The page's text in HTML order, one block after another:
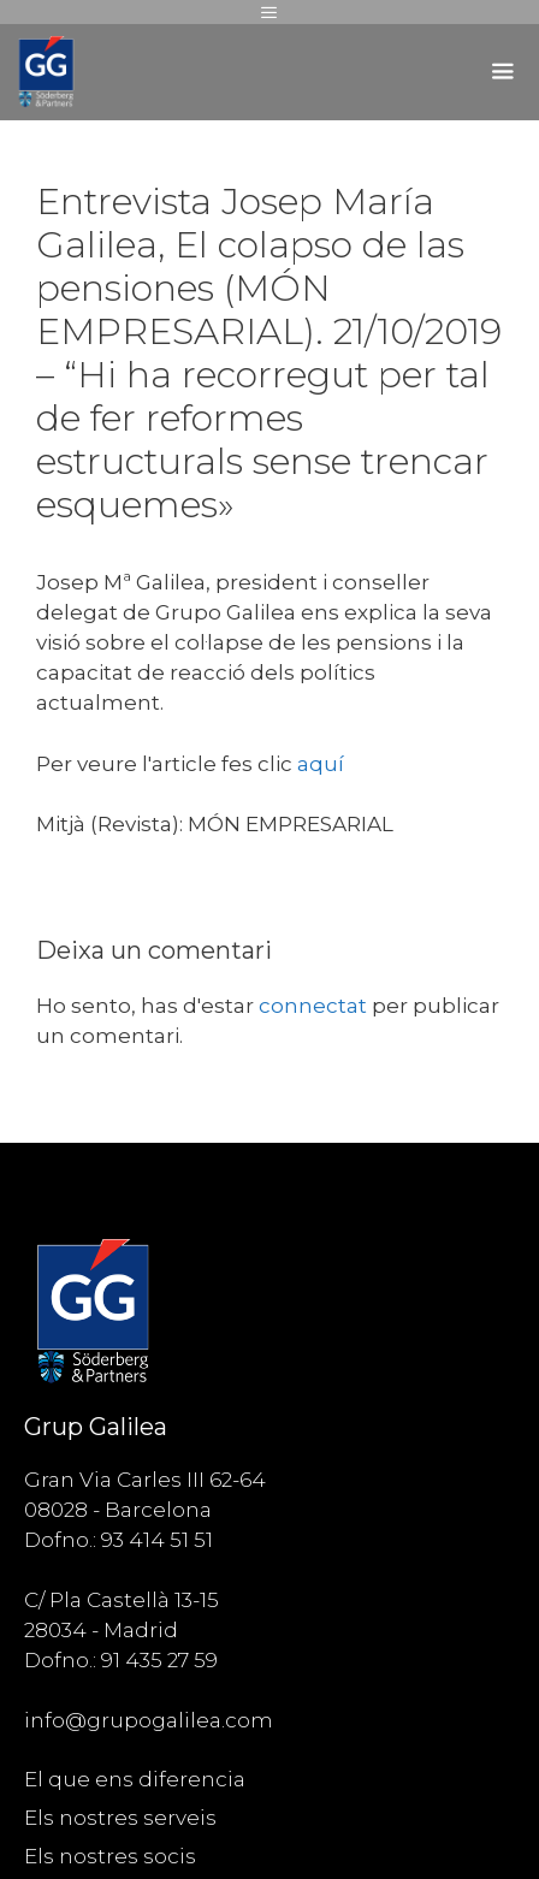
Entrevista Josep María
Galilea, El colapso de las
pensiones (MÓN
EMPRESARIAL). 21/10/2019
– “Hi ha recorregut per tal
de fer reformes
estructurals sense trencar
esquemes»
Josep Mª Galilea, president i conseller
delegat de Grupo Galilea ens explica la seva
visió sobre el col·lapse de les pensions i la
capacitat de reacció dels polítics
actualment.
Per veure l'article fes clic aquí
Mitjà (Revista): MÓN EMPRESARIAL
Deixa un comentari
Ho sento, has d'estar connectat per publicar
un comentari.
Grup Galilea
Gran Via Carles III 62-64
08028 - Barcelona
Dofno.: 93 414 51 51
C/ Pla Castellà 13-15
28034 - Madrid
Dofno.: 91 435 27 59
info@grupogalilea.com
El que ens diferencia
Els nostres serveis
Els nostres socis